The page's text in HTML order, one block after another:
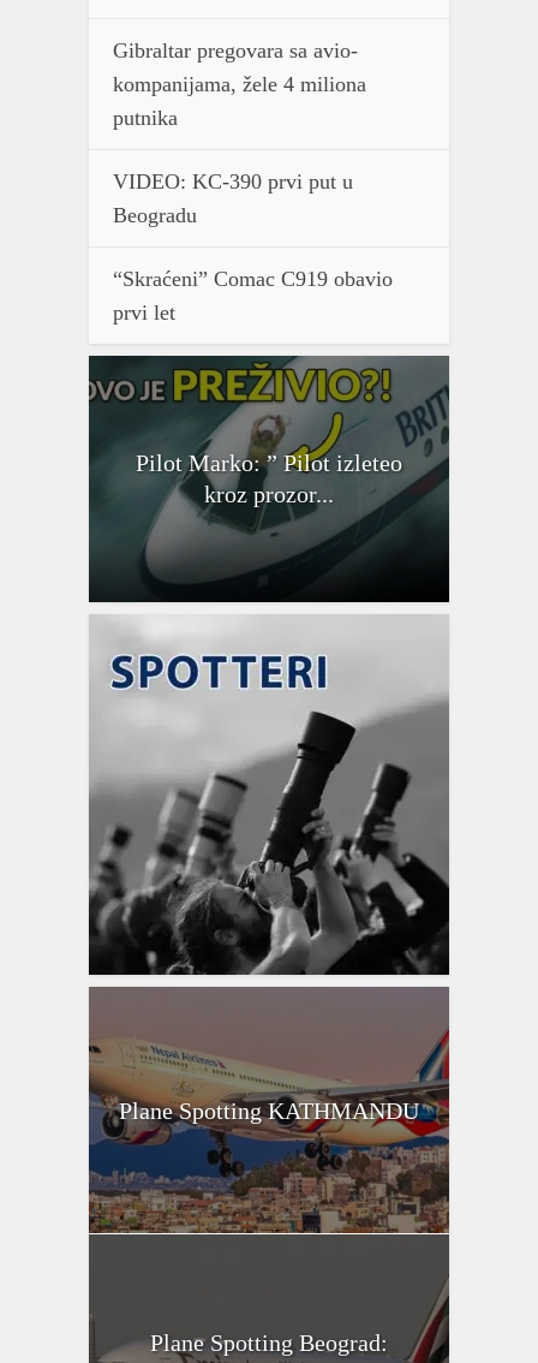
Gibraltar pregovara sa avio-
kompanijama, žele 4 miliona
putnika
VIDEO: KC-390 prvi put u
Beogradu
“Skraćeni” Comac C919 obavio
prvi let
Pilot Marko: ” Pilot izleteo
kroz prozor...
Plane Spotting KATHMANDU
Plane Spotting Beograd: